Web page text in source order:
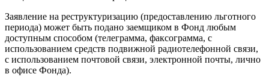
Заявление на реструктуризацию (предоставлению льготного
периода) может быть подано заемщиком в Фонд любым
доступным способом (телеграмма, факсограмма, с
использованием средств подвижной радиотелефонной связи,
с использованием почтовой связи, электронной почты, лично
в офисе Фонда).